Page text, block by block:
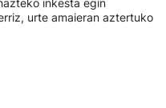
inkesta egin
urte amaieran aztertuko